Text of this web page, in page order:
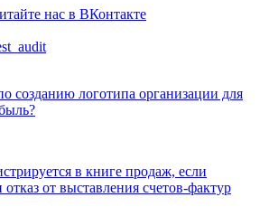
нас в ВКонтакте
созданию логотипа организации для
в книге продаж, если
от выставления счетов-фактур